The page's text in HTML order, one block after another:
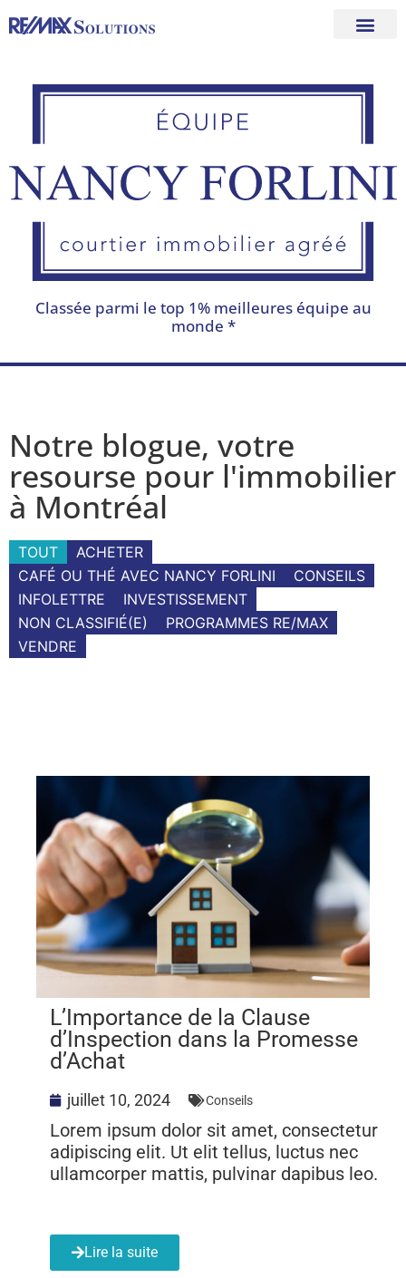
au
Classée parmi le top 1% meilleures équipe au
monde *
Notre blogue, votre
resourse pour l'immobilier
à Montréal
ACHETER
CAFÉ OU THÉ AVEC NANCY FORLINI
CONSEILS
INFOLETTRE
INVESTISSEMENT
NON CLASSIFIÉ(E)
PROGRAMMES RE/MAX
VENDRE
TOUT
L’Importance de la Clause
d’Inspection dans la Promesse
d’Achat
juillet 10, 2024 Conseils
Lorem ipsum dolor sit amet, consectetur
adipiscing elit. Ut elit tellus, luctus nec
ullamcorper mattis, pulvinar dapibus leo.
Lire la suite
PagePagePage